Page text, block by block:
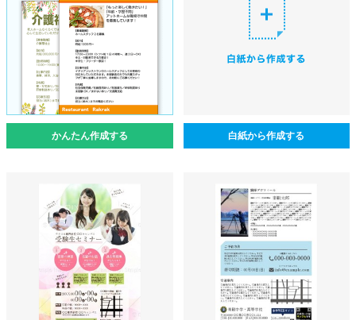
かんたん作成する 白紙から作成する